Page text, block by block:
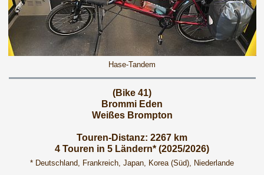
Hase-Tandem
(Bike 41)
Brommi Eden
Weißes Brompton
Touren-Distanz: 2267 km
4 Touren in 5 Ländern* (2025/2026)
* Deutschland, Frankreich, Japan, Korea (Süd), Niederlande